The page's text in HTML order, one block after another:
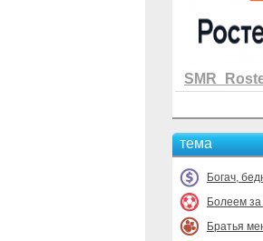
тема
Богач,
Болеем
Братья